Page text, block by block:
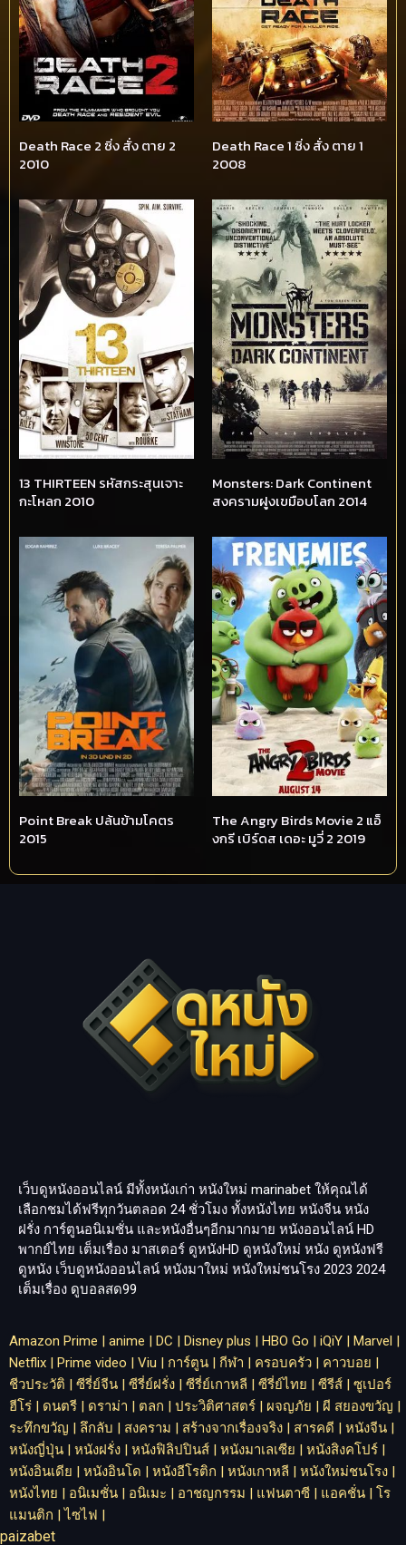
Death Race 2 ซิ่ง สั่ง ตาย 2
2010
Death Race 1 ซิ่ง สั่ง ตาย 1
2008
13 THIRTEEN รหัสกระสุนเจาะ
กะโหลก 2010
Monsters: Dark Continent
สงครามฝูงเขมือบโลก 2014
Point Break ปล้นข้ามโคตร
2015
The Angry Birds Movie 2 แอ็
งกรี เบิร์ดส เดอะ มูวี่ 2 2019
เว็บดูหนังออนไลน์ มีทั้งหนังเก่า หนังใหม่ marinabet ให้คุณได้
เลือกชมได้ฟรีทุกวันตลอด 24 ชั่วโมง ทั้งหนังไทย หนังจีน หนัง
ฝรั่ง การ์ตูนอนิเมชั่น และหนังอื่นๆอีกมากมาย หนังออนไลน์ HD
พากย์ไทย เต็มเรื่อง มาสเตอร์ ดูหนังHD ดูหนังใหม่ หนัง ดูหนังฟรี
ดูหนัง เว็บดูหนังออนไลน์ หนังมาใหม่ หนังใหม่ชนโรง 2023 2024
เต็มเรื่อง ดูบอลสด99
Amazon Prime | anime | DC | Disney plus | HBO Go | iQiY | Marvel |
Netflix | Prime video | Viu | การ์ตูน | กีฬา | ครอบครัว | คาวบอย |
ชีวประวัติ | ซีรี่ย์จีน | ซีรี่ย์ฝรั่ง | ซีรี่ย์เกาหลี | ซีรี่ย์ไทย | ซีรีส์ | ซูเปอร์
ฮีโร่ | ดนตรี | ดราม่า | ตลก | ประวิติศาสตร์ | ผจญภัย | ผี สยองขวัญ |
ระทึกขวัญ | ลึกลับ | สงคราม | สร้างจากเรื่องจริง | สารคดี | หนังจีน |
หนังญี่ปุ่น | หนังฝรั่ง | หนังฟิลิปปินส์ | หนังมาเลเซีย | หนังสิงคโปร์ |
หนังอินเดีย | หนังอินโด | หนังอีโรติก | หนังเกาหลี | หนังใหม่ชนโรง |
หนังไทย | อนิเมชั่น | อนิเมะ | อาชญกรรม | แฟนตาซี | แอคชั่น | โร
แมนติก |ไซไฟ |
paizabet